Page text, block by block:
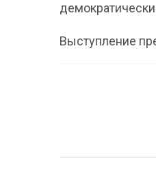
Выступление